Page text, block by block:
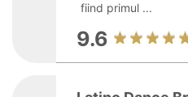
fiind primul ...
9.6